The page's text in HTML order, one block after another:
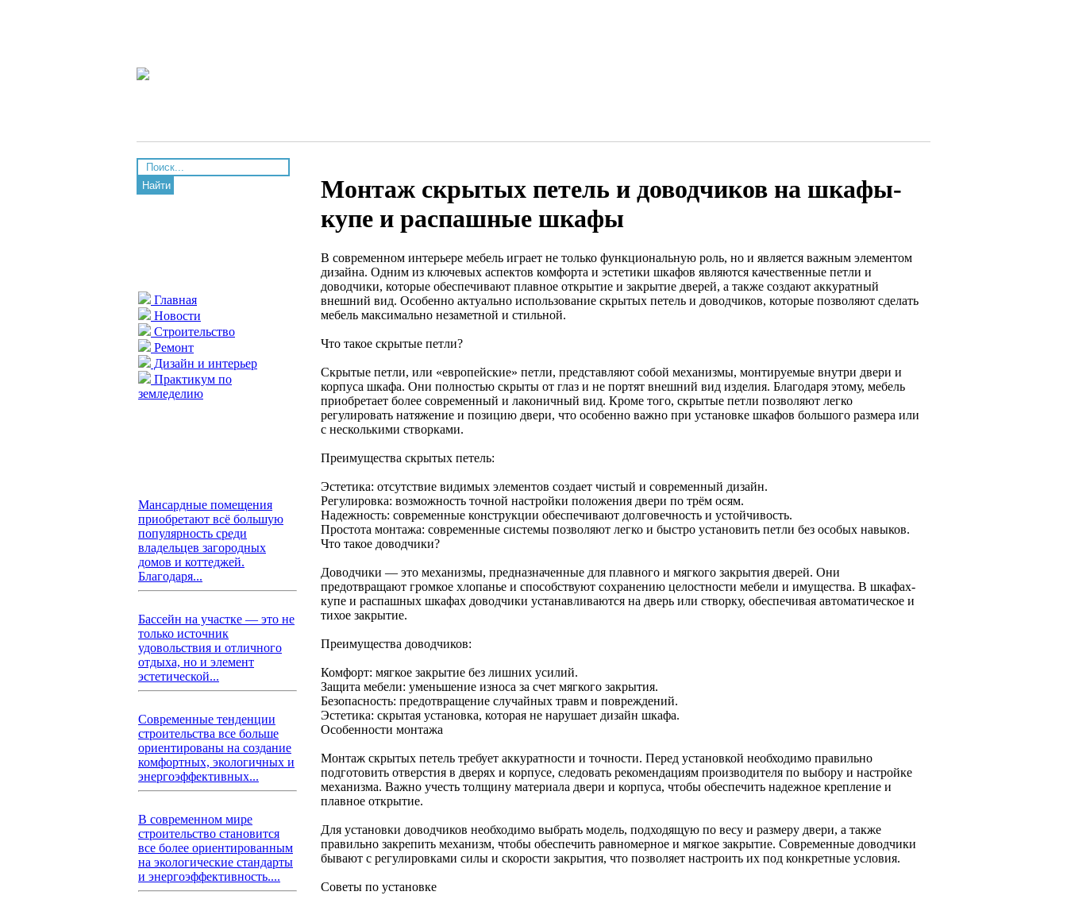
Найти
Главная
Новости
Строительство
Ремонт
Дизайн и интерьер
Практикум по
земледелию
Мансардные помещения
приобретают всё большую
популярность среди
владельцев загородных
домов и коттеджей.
Благодаря...
Бассейн на участке — это не
только источник
удовольствия и отличного
отдыха, но и элемент
эстетической...
Современные тенденции
строительства все больше
ориентированы на создание
комфортных, экологичных и
энергоэффективных...
В современном мире
строительство становится
все более ориентированным
на экологические стандарты
и энергоэффективность....
Монтаж скрытых петель и доводчиков на шкафы-
купе и распашные шкафы
В современном интерьере мебель играет не только функциональную роль, но и является важным элементом
дизайна. Одним из ключевых аспектов комфорта и эстетики шкафов являются качественные петли и
доводчики, которые обеспечивают плавное открытие и закрытие дверей, а также создают аккуратный
внешний вид. Особенно актуально использование скрытых петель и доводчиков, которые позволяют сделать
мебель максимально незаметной и стильной.
Что такое скрытые петли?
Скрытые петли, или «европейские» петли, представляют собой механизмы, монтируемые внутри двери и
корпуса шкафа. Они полностью скрыты от глаз и не портят внешний вид изделия. Благодаря этому, мебель
приобретает более современный и лаконичный вид. Кроме того, скрытые петли позволяют легко
регулировать натяжение и позицию двери, что особенно важно при установке шкафов большого размера или
с несколькими створками.
Преимущества скрытых петель:
Эстетика: отсутствие видимых элементов создает чистый и современный дизайн.
Регулировка: возможность точной настройки положения двери по трём осям.
Надежность: современные конструкции обеспечивают долговечность и устойчивость.
Простота монтажа: современные системы позволяют легко и быстро установить петли без особых навыков.
Что такое доводчики?
Доводчики — это механизмы, предназначенные для плавного и мягкого закрытия дверей. Они
предотвращают громкое хлопанье и способствуют сохранению целостности мебели и имущества. В шкафах-
купе и распашных шкафах доводчики устанавливаются на дверь или створку, обеспечивая автоматическое и
тихое закрытие.
Преимущества доводчиков:
Комфорт: мягкое закрытие без лишних усилий.
Защита мебели: уменьшение износа за счет мягкого закрытия.
Безопасность: предотвращение случайных травм и повреждений.
Эстетика: скрытая установка, которая не нарушает дизайн шкафа.
Особенности монтажа
Монтаж скрытых петель требует аккуратности и точности. Перед установкой необходимо правильно
подготовить отверстия в дверях и корпусе, следовать рекомендациям производителя по выбору и настройке
механизма. Важно учесть толщину материала двери и корпуса, чтобы обеспечить надежное крепление и
плавное открытие.
Для установки доводчиков необходимо выбрать модель, подходящую по весу и размеру двери, а также
правильно закрепить механизм, чтобы обеспечить равномерное и мягкое закрытие. Современные доводчики
бывают с регулировками силы и скорости закрытия, что позволяет настроить их под конкретные условия.
Советы по установке